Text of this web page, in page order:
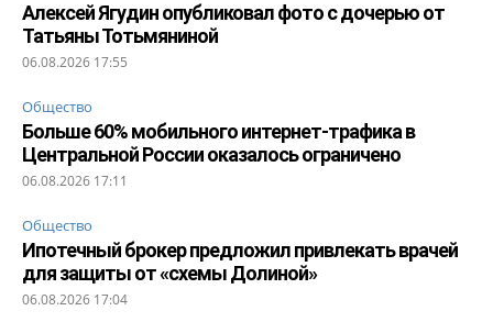
Алексей Ягудин опубликовал фото с дочерью от
Татьяны Тотьмяниной
06.08.2026 17:55
Общество
Больше 60% мобильного интернет-трафика в
Центральной России оказалось ограничено
06.08.2026 17:11
Общество
Ипотечный брокер предложил привлекать врачей
для защиты от «схемы Долиной»
06.08.2026 17:04